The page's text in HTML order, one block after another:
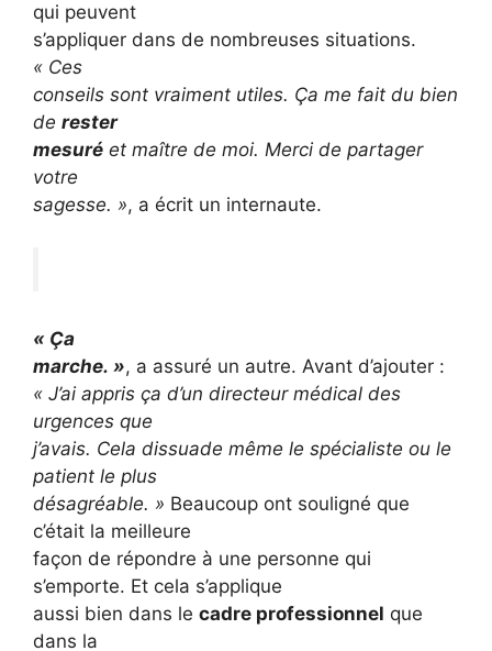
qui peuvent
s’appliquer dans de nombreuses situations.
« Ces
conseils sont vraiment utiles. Ça me fait du bien
de rester
mesuré et maître de moi. Merci de partager
votre
sagesse. », a écrit un internaute.
« Ça
marche. », a assuré un autre. Avant d’ajouter :
« J’ai appris ça d’un directeur médical des
urgences que
j’avais. Cela dissuade même le spécialiste ou le
patient le plus
désagréable. » Beaucoup ont souligné que
c’était la meilleure
façon de répondre à une personne qui
s’emporte. Et cela s’applique
aussi bien dans le cadre professionnel que
dans la